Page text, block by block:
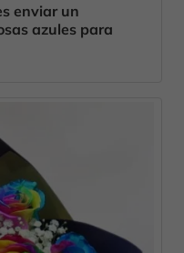
enviar un
azules para